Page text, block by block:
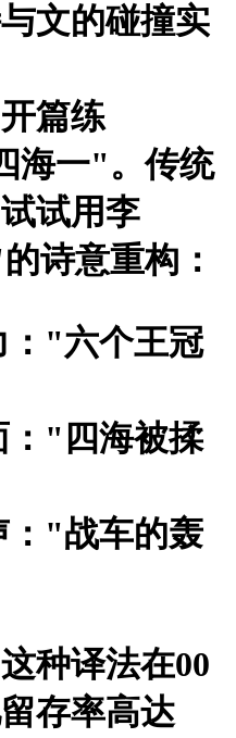
文的碰撞实
篇练
海一"。传统
试用李
诗意重构：
："六个王冠
："四海被揉
："战车的轰
种译法在00
存率高达